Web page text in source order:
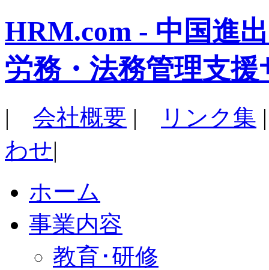
HRM.com - 中国進
労務・法務管理支援
| 会社概要 | リンク集
わせ|
ホーム
事業内容
教育･研修